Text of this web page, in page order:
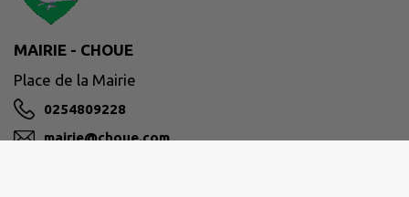
MAIRIE - CHOUE
Place de la Mairie
0254809228
mairie@choue.com